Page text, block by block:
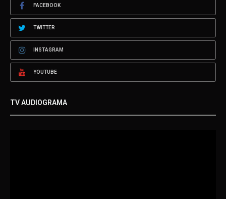
FACEBOOK
TWITTER
INSTAGRAM
YOUTUBE
TV AUDIOGRAMA